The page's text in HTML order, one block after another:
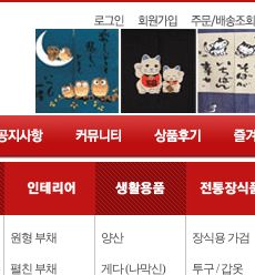
원형 부채
펼친 부채
양산
게다 (나막신)
장식용 가검
투구 / 갑옷